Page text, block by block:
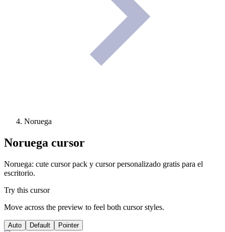
Noruega
Noruega cursor
Noruega: cute cursor pack y cursor personalizado gratis para el
escritorio.
Try this cursor
Move across the preview to feel both cursor styles.
Auto Default Pointer